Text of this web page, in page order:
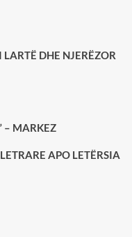
DHE NJERËZOR
– MARKEZ
APO LETËRSIA